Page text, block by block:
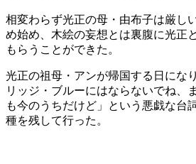
相変わらず光正の母・由布子は厳し
め始め、木絵の妄想とは裏腹に光正
もらうことができた。
光正の祖母・アンが帰国する日にな
リッジ・ブルーにはならないでね、
も今のうちだけど」という悪戯な台
種を残して行った。